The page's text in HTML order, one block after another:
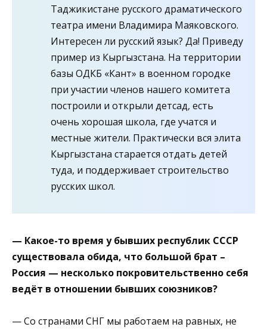
Таджикистане русского драматического
театра имени Владимира Маяковского.
Интересен ли русский язык? Да! Приведу
пример из Кыргызстана. На территории
базы ОДКБ «Кант» в военном городке
при участии членов нашего комитета
построили и открыли детсад, есть
очень хорошая школа, где учатся и
местные жители. Практически вся элита
Кыргызстана старается отдать детей
туда, и поддерживает строительство
русских школ.
— Какое-то время у бывших республик СССР
существовала обида, что большой брат –
Россия — несколько покровительственно себя
ведёт в отношении бывших союзников?
— Со странами СНГ мы работаем на равных, не